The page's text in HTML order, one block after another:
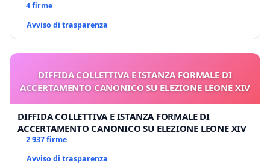
4 firme
Avviso di trasparenza
DIFFIDA COLLETTIVA E ISTANZA FORMALE DI
ACCERTAMENTO CANONICO SU ELEZIONE LEONE XIV
DIFFIDA COLLETTIVA E ISTANZA FORMALE DI
ACCERTAMENTO CANONICO SU ELEZIONE LEONE XIV
2 937 firme
Avviso di trasparenza